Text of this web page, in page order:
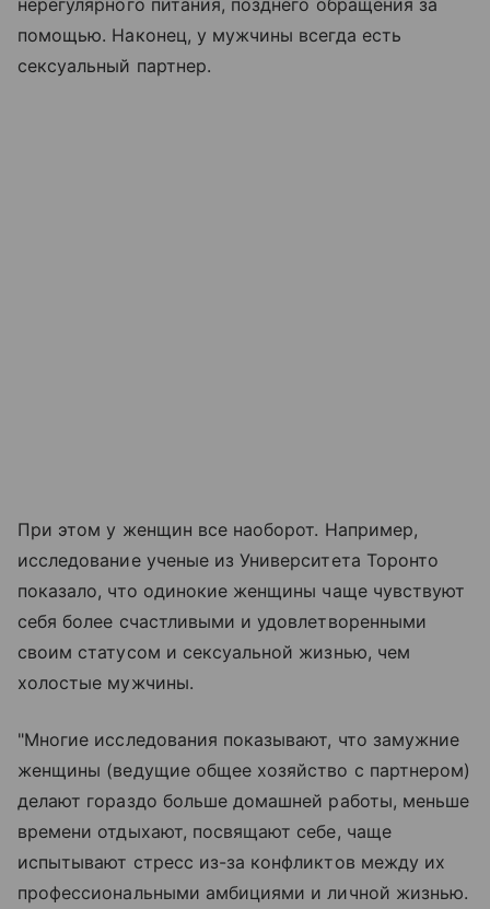
нерегулярного питания, позднего обращения за
помощью. Наконец, у мужчины всегда есть
сексуальный партнер.
При этом у женщин все наоборот. Например,
исследование ученые из Университета Торонто
показало, что одинокие женщины чаще чувствуют
себя более счастливыми и удовлетворенными
своим статусом и сексуальной жизнью, чем
холостые мужчины.
"Многие исследования показывают, что замужние
женщины (ведущие общее хозяйство с партнером)
делают гораздо больше домашней работы, меньше
времени отдыхают, посвящают себе, чаще
испытывают стресс из-за конфликтов между их
профессиональными амбициями и личной жизнью.